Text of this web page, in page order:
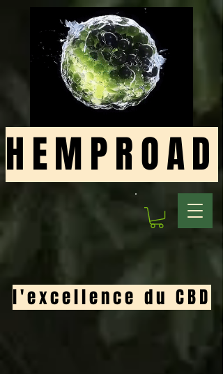
l'excellence du CBD
HEMPROAD